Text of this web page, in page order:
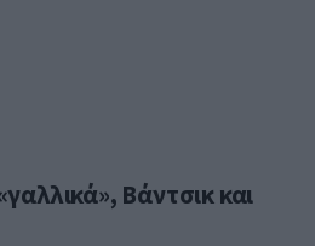
Βάντσικ και